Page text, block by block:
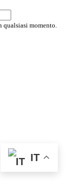
qualsiasi momento.
IT